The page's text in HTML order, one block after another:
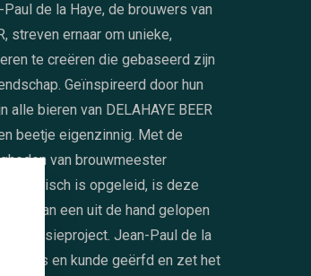
de la Haye, de brouwers van
streven ernaar om unieke,
te creëren die gebaseerd zijn
Geïnspireerd door hun
alle bieren van DELAHAYE BEER
beetje eigenzinnig. Met de
van brouwmeester
is opgeleid, is deze
van een uit de hand gelopen
passieproject. Jean-Paul de la
kennis en kunde geërfd en zet het